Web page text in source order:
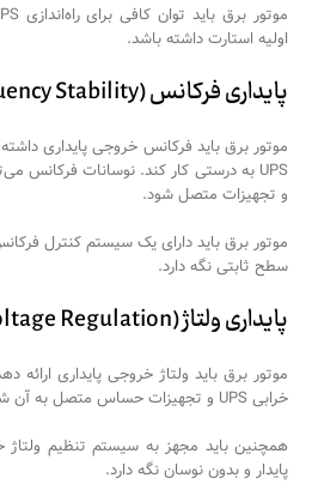
اولیه استارت داشته باشد.
پایداری فرکانس (Frequency Stability)
و تجهیزات متصل شود.
موتور برق باید دارای یک سیستم کنترل
سطح ثابتی نگه دارد.
پایداری ولتاژ (Voltage Regulation)
موتور برق باید ولتاژ خروجی پایداری ارائه
خرابی UPS و تجهیزات حساس متصل به آن شود.
همچنین باید مجهز به سیستم تنظیم ولتاژ
پایدار و بدون نوسان نگه دارد.